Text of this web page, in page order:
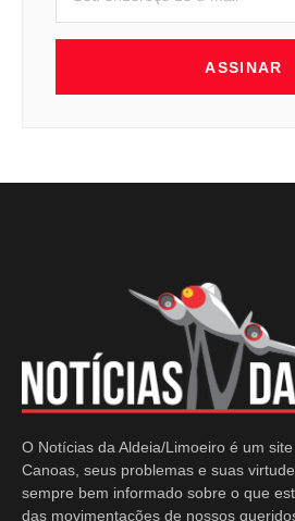
ASSINAR
O Notícias da Aldeia/Limoeiro é um
Canoas, seus problemas e suas
sempre bem informado sobre o que
das movimentações de nossos